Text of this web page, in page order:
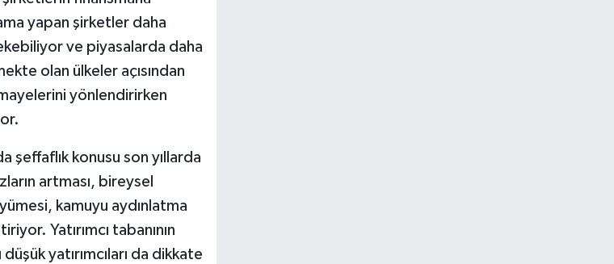
yapan şirketler daha
ve piyasalarda daha
olan ülkeler açısından
yönlendirirken
şeffaflık konusu son yıllarda
artması, bireysel
kamuyu aydınlatma
Yatırımcı tabanının
yatırımcıları da dikkate